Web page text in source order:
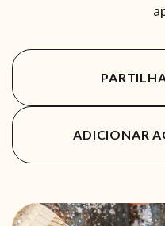
ADICIONAR